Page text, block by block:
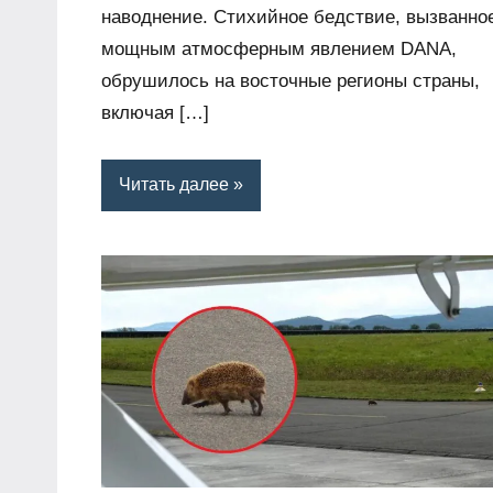
наводнение. Стихийное бедствие,
мощным атмосферным явлением DANA,
обрушилось на восточные регионы страны,
включая […]
Читать далее